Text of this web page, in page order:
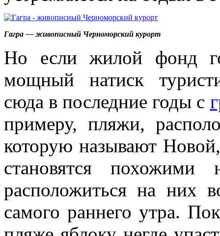
Гагра — живописный Черноморский курорт
Но если жилой фонд
мощный натиск
сюда в последние годы с
примеру, пляжи,
которую называют
становятся
расположиться на них
самого раннего утра.